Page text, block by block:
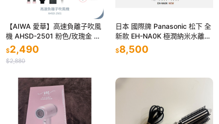
【AIWA 愛華】高速負離子吹風
機 AHSD-2501 粉色/玫瑰金 摺
疊設計 | 附捲髮棒 | 全球電壓 |
無刷馬達
$2,490
$2,880
日本 國際牌 Panasonic 松下 全
新款 EH-NA0K 極潤納米水離子
吹風機 超人氣 NA0J後繼款-粉
$8,500